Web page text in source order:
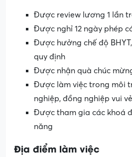
Được review lương 1 lần
Được nghỉ 12 ngày phép
Được hưởng chế độ
quy định
Được nhận quà chúc
Được làm việc trong môi
nghiệp, đồng nghiệp vui
Được tham gia các khoá
năng
Địa điểm làm việc